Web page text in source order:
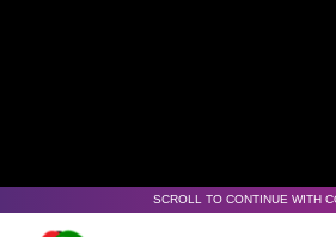
SCROLL TO CONTINUE WITH